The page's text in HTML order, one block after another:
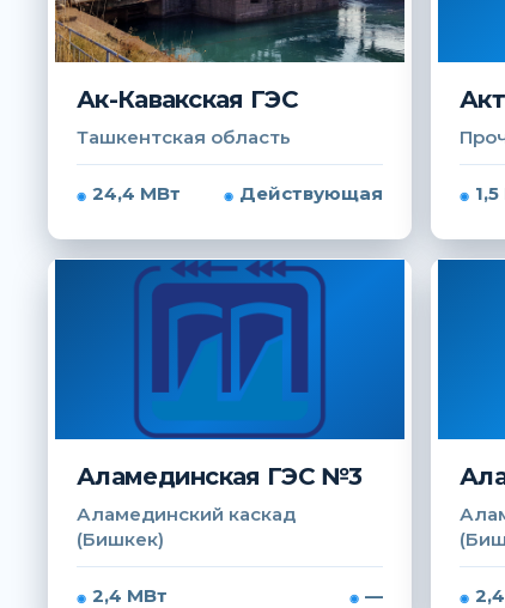
Ак-Кавакская ГЭС
Ташкентская область
24,4 МВт Действующая
Аламединская ГЭС №3
Аламединский каскад
(Бишкек)
2,4 МВт —